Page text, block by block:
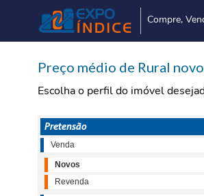
Compre,
Preço médio de Rural
Escolha o perfil do imóvel
Pretensão
Venda
Novos
Revenda